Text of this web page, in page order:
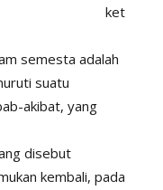
ket
semesta adalah
suatu
akibat, yang
disebut
kembali, pada